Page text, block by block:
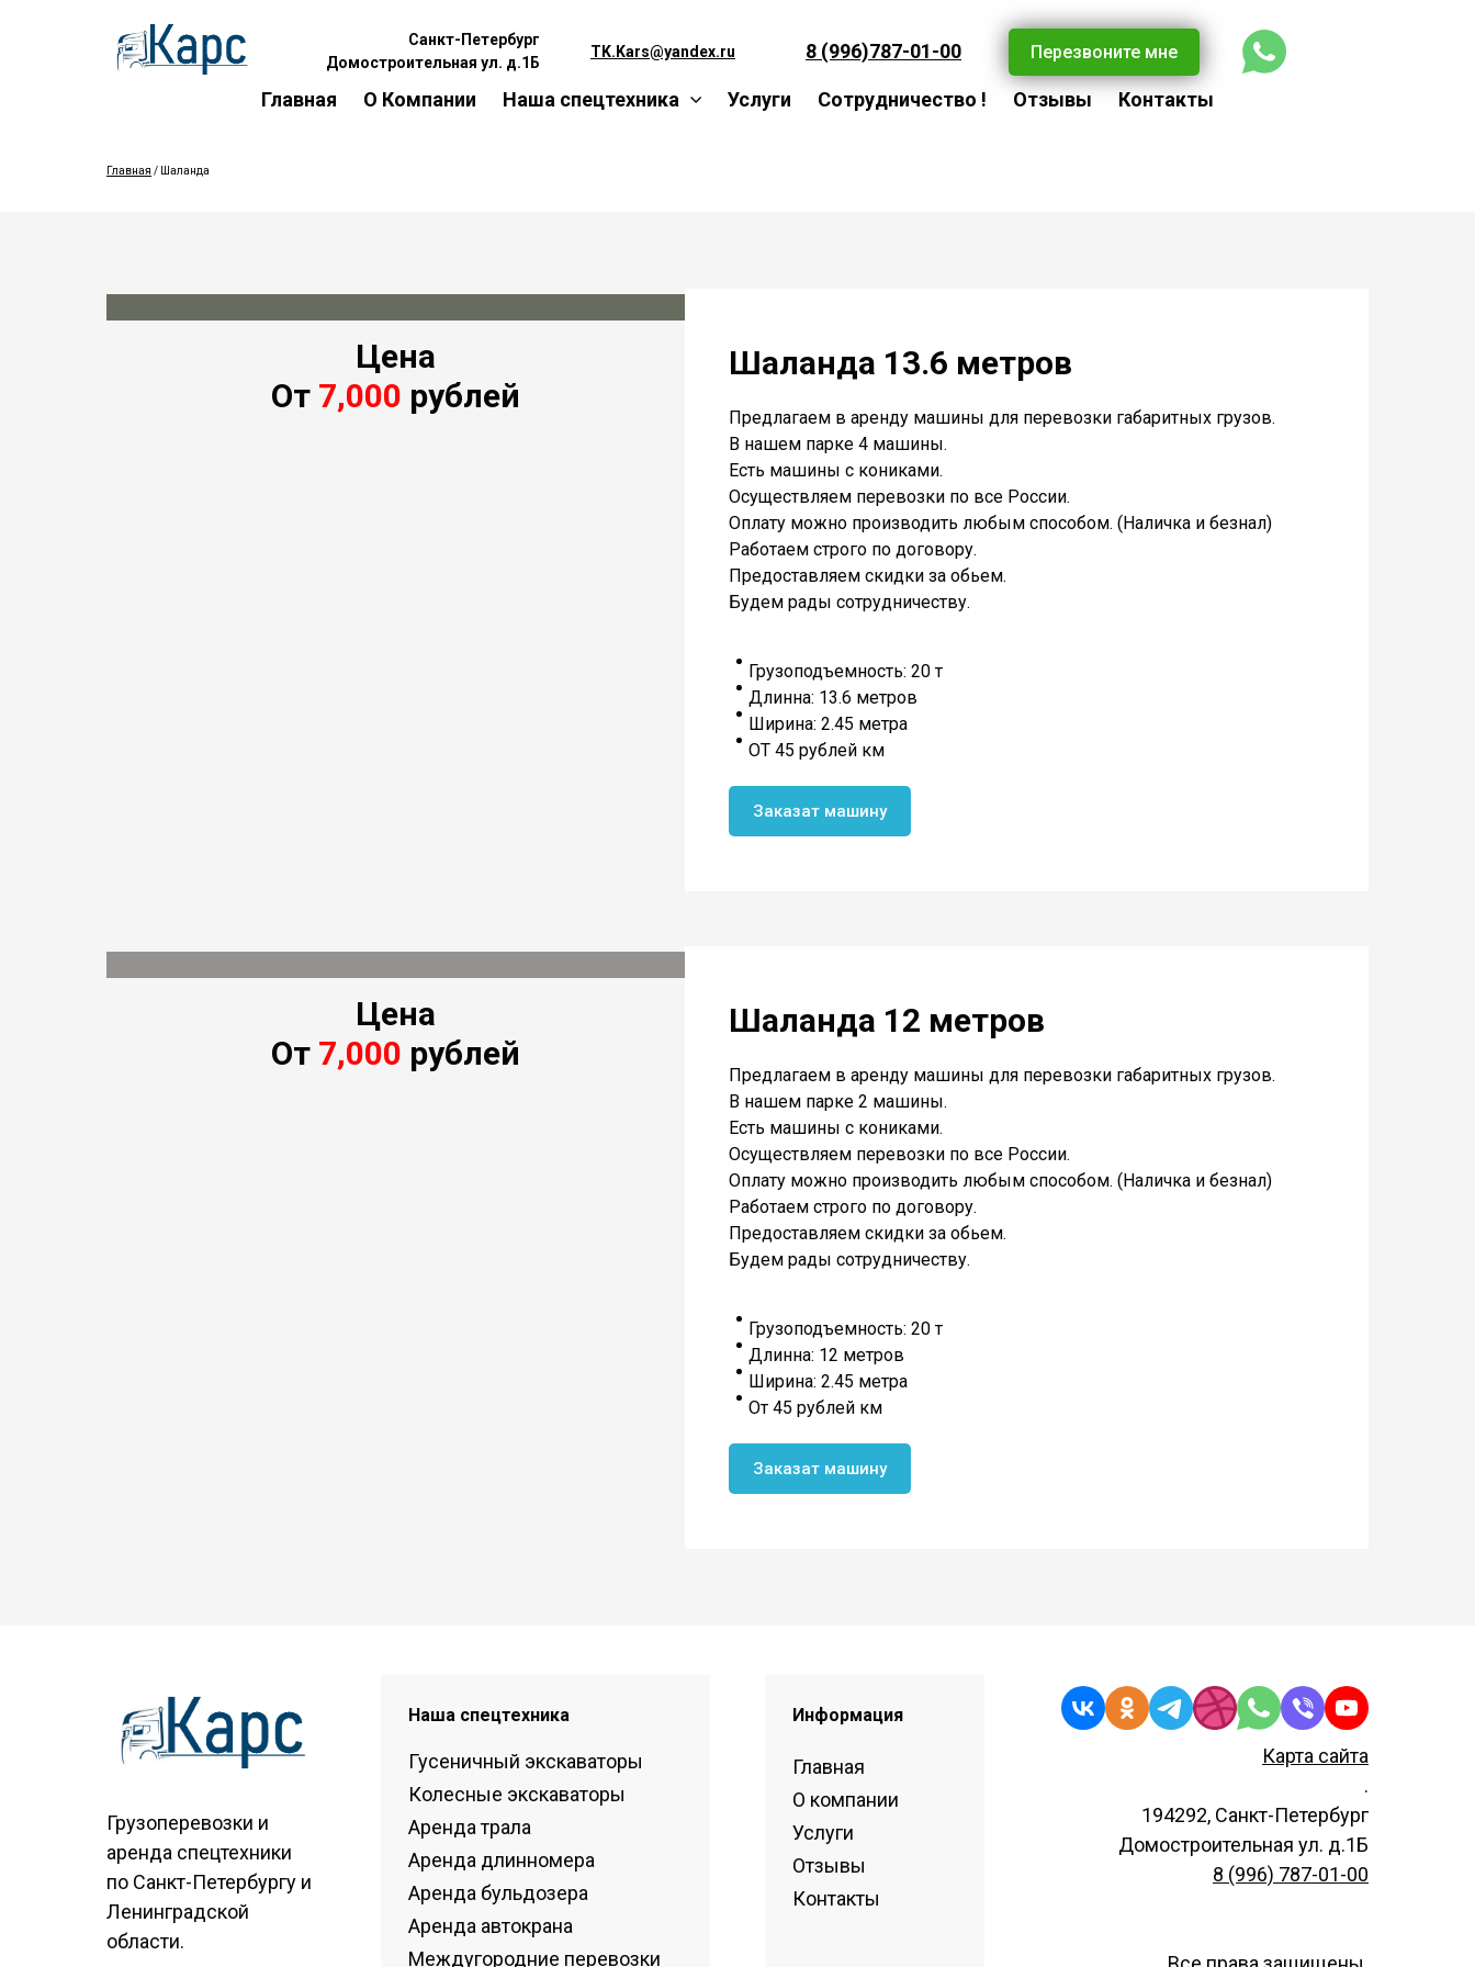
Санкт-Петербург
Домостроительная ул. д.1Б
TK.Kars@yandex.ru 8 (996)787-01-00 Перезвоните мне
Главная О Компании Наша спецтехника Услуги Сотрудничество ! Отзывы Контакты
Главная / Шаланда
Цена
От 7,000 рублей
Шаланда 13.6 метров
Предлагаем в аренду машины для перевозки габаритных грузов.
В нашем парке 4 машины.
Есть машины с кониками.
Осуществляем перевозки по все России.
Оплату можно производить любым способом. (Наличка и безнал)
Работаем строго по договору.
Предоставляем скидки за обьем.
Будем рады сотрудничеству.
Грузоподъемность: 20 т
Длинна: 13.6 метров
Ширина: 2.45 метра
ОТ 45 рублей км
Заказат машину
Цена
От 7,000 рублей
Шаланда 12 метров
Предлагаем в аренду машины для перевозки габаритных грузов.
В нашем парке 2 машины.
Есть машины с кониками.
Осуществляем перевозки по все России.
Оплату можно производить любым способом. (Наличка и безнал)
Работаем строго по договору.
Предоставляем скидки за обьем.
Будем рады сотрудничеству.
Грузоподъемность: 20 т
Длинна: 12 метров
Ширина: 2.45 метра
От 45 рублей км
Заказат машину
Грузоперевозки и
аренда спецтехники
по Санкт-Петербургу и
Ленинградской
области.
Наша спецтехника
Гусеничный экскаваторы
Колесные экскаваторы
Аренда трала
Аренда длинномера
Аренда бульдозера
Аренда автокрана
Междугородние перевозки
Информация
Главная
О компании
Услуги
Отзывы
Контакты
Карта сайта
.
194292, Санкт-Петербург
Домостроительная ул. д.1Б
8 (996) 787-01-00